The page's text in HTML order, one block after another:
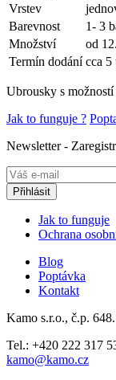
Vrstev
Barevnost
1- 3
Množství
od
Termín dodání cca 5
Ubrousky s
Jak to funguje ?
Newsletter -
Jak to funguje
Ochrana
Blog
Poptávka
Kontakt
Kamo s.r.o., č.p.
Tel.: +420 222 317
kamo@kamo.cz